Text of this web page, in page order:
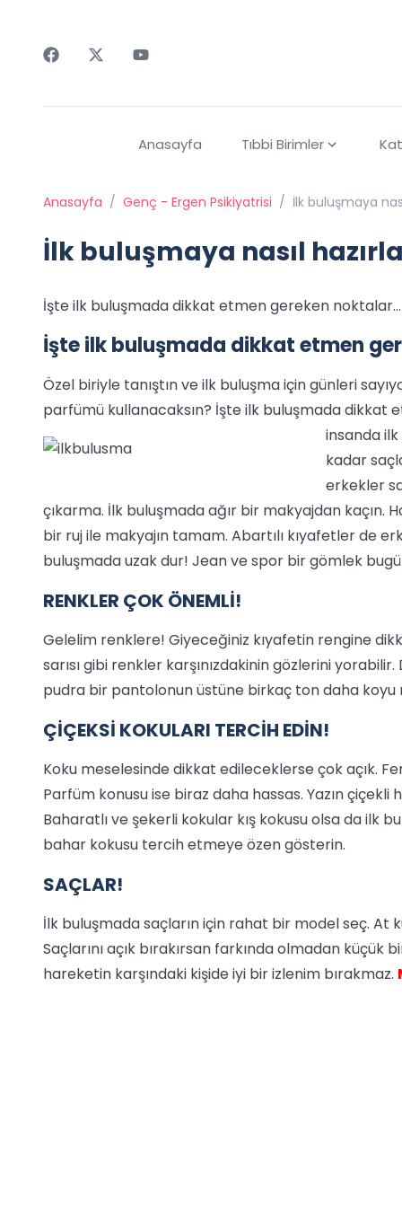
Anasayfa Tıbbi Birimler
Anasayfa / Genç - Ergen Psikiyatrisi / İlk buluşmaya
İlk buluşmaya nasıl
İşte ilk buluşmada dikkat etmen gereken noktalar…
İşte ilk buluşmada dikkat etmen
Özel biriyle tanıştın ve ilk buluşma için günleri
parfümü kullanacaksın? İşte ilk buluşmada
insanda
kadar
erkekler
çıkarma. İlk buluşmada ağır bir makyajdan kaçın.
bir ruj ile makyajın tamam. Abartılı kıyafetler de
buluşmada uzak dur! Jean ve spor bir gömlek
RENKLER ÇOK ÖNEMLİ!
Gelelim renklere! Giyeceğiniz kıyafetin rengine
sarısı gibi renkler karşınızdakinin gözlerini
pudra bir pantolonun üstüne birkaç ton daha
ÇİÇEKSİ KOKULARI TERCİH EDİN!
Koku meselesinde dikkat edileceklerse çok açık.
Parfüm konusu ise biraz daha hassas. Yazın çiçekli
Baharatlı ve şekerli kokular kış kokusu olsa da ilk
bahar kokusu tercih etmeye özen gösterin.
SAÇLAR!
İlk buluşmada saçların için rahat bir model seç.
Saçlarını açık bırakırsan farkında olmadan
hareketin karşındaki kişide iyi bir izlenim bırakmaz.